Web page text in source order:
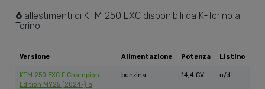
6allestimenti di KTM 250 EXCdisponibili da K-Torino a
Torino
Versione Alimentazione Potenza Listino
KTM 250 EXC F Champion
Edition MY25 (2024-) a
benzina 14,4 CV n/d